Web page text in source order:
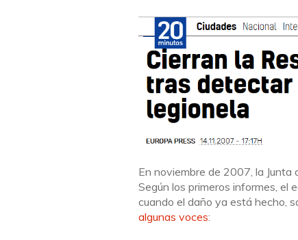
En noviembre de 2007, la Junta
Según los primeros informes, el
cuando el daño ya está hecho,
algunas voces: